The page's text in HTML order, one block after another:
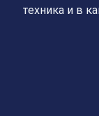
техника и в